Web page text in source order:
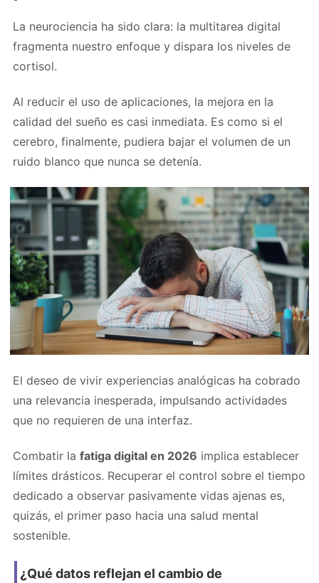
La neurociencia ha sido clara: la multitarea digital
fragmenta nuestro enfoque y dispara los niveles de
cortisol.
Al reducir el uso de aplicaciones, la mejora en la
calidad del sueño es casi inmediata. Es como si el
cerebro, finalmente, pudiera bajar el volumen de un
ruido blanco que nunca se detenía.
El deseo de vivir experiencias analógicas ha cobrado
una relevancia inesperada, impulsando actividades
que no requieren de una interfaz.
Combatir la fatiga digital en 2026 implica establecer
límites drásticos. Recuperar el control sobre el tiempo
dedicado a observar pasivamente vidas ajenas es,
quizás, el primer paso hacia una salud mental
sostenible.
¿Qué datos reflejan el cambio de